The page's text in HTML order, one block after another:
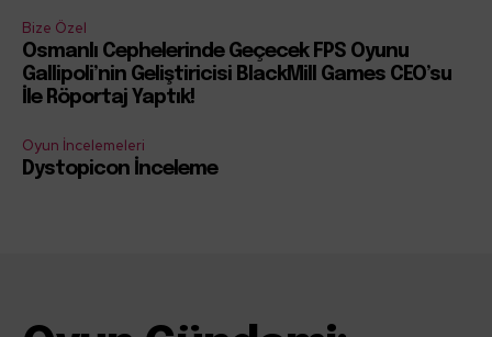
Bize Özel
Osmanlı Cephelerinde Geçecek FPS Oyunu
Gallipoli’nin Geliştiricisi BlackMill Games CEO’su
İle Röportaj Yaptık!
Oyun İncelemeleri
Dystopicon İnceleme